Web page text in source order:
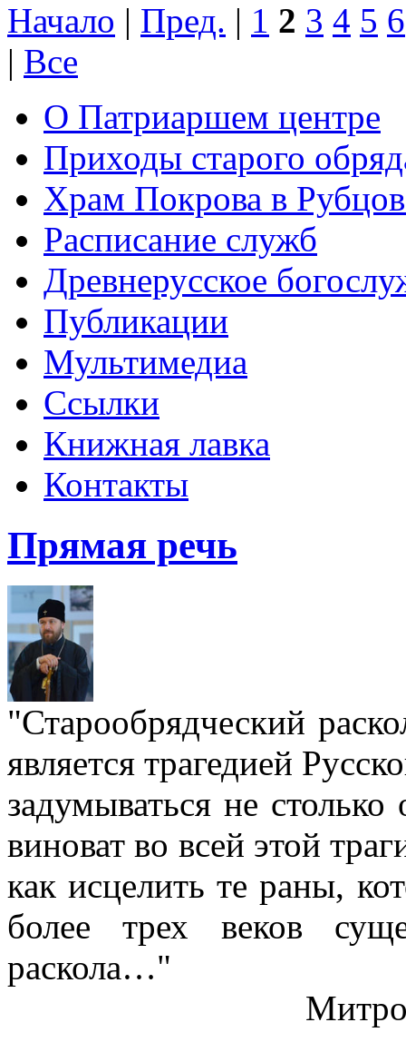
Начало | Пред. | 1 2 3 4 5 6
| Все
О Патриаршем центре
Приходы старого
Храм Покрова в
Расписание служб
Древнерусское
Публикации
Мультимедиа
Ссылки
Книжная лавка
Контакты
Прямая речь
"Старообрядческий
является трагедией
задумываться не
виноват во всей этой
как исцелить те раны,
более трех веков
раскола…"